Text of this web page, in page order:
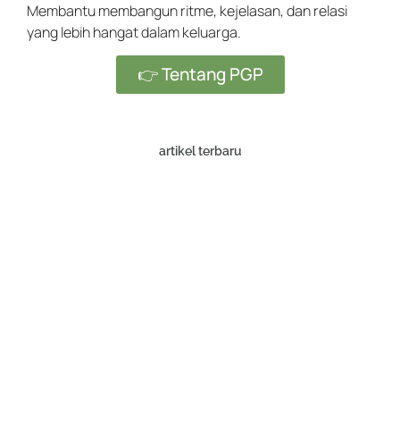
Membantu membangun ritme, kejelasan, dan relasi
yang lebih hangat dalam keluarga.
👉 Tentang PGP
artikel terbaru